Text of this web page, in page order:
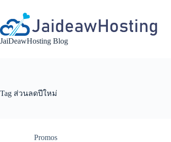
content
JaiDeawHosting Blog
Tag ส่วนลดปีใหม่
Promos